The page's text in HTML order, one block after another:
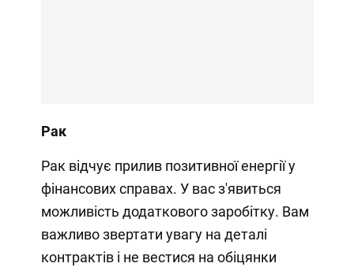
Рак
Рак відчує прилив позитивної енергії у
фінансових справах. У вас з'явиться
можливість додаткового заробітку. Вам
важливо звертати увагу на деталі
контрактів і не вестися на обіцянки